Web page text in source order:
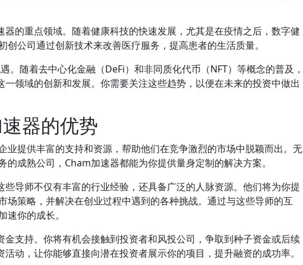
的重点领域。随着健康科技的快速发展，尤其是在疫情之后，数字健
公司通过创新技术来改善医疗服务，提高患者的生活质量。
。随着去中心化金融（DeFi）和非同质化代币（NFT）等概念的普及，
领域的创新和发展。你需要关注这些趋势，以便在未来的投资中做出
器的优势
业提供丰富的支持和资源，帮助他们在竞争激烈的市场中脱颖而出。无
成熟公司，Cham加速器都能为你提供量身定制的解决方案。
导师不仅有丰富的行业经验，还具备广泛的人脉资源。他们将为你提
场策略，并解决在创业过程中遇到的各种挑战。通过与这些导师的互
你的成长。
支持。你将有机会接触到投资者和风投公司，争取到种子资金或后续
动，让你能够直接向潜在投资者展示你的项目，提升融资的成功率。